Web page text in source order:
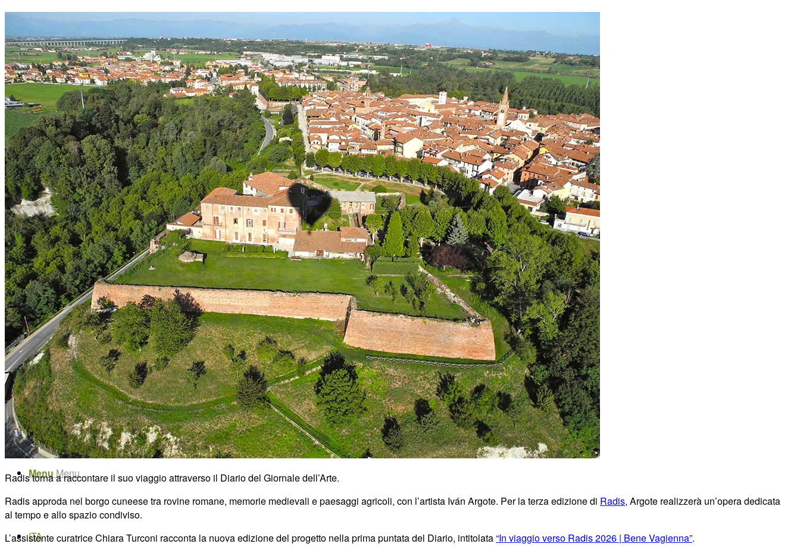
Chi Siamo
Collezione
Progetti
News
Area Media
Pubblicazioni
Menu Menu
ITA
Radis torna a raccontare il suo viaggio attraverso il Diario del Giornale dell’Arte.
Radis approda nel borgo cuneese tra rovine romane, memorie medievali e paesaggi agricoli, con l’artista Iván Argote. Per la terza edizione di Radis, Argote realizzerà un’opera dedicata
al tempo e allo spazio condiviso.
L’assistente curatrice Chiara Turconi racconta la nuova edizione del progetto nella prima puntata del Diario, intitolata“In viaggio verso Radis 2026 | Bene Vagienna”.